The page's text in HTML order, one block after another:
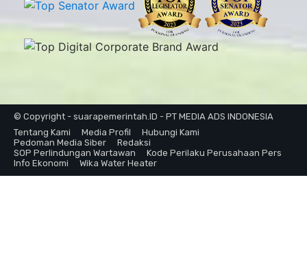
© Copyright - suarapemerintah.ID - PT MEDIA ADS INDONESIA
Tentang Kami
Media Profil
Hubungi Kami
Pedoman Media Siber
Redaksi
SOP Perlindungan Wartawan
Kode Perilaku Perusahaan Pers
Info Ekonomi
Wika Water Heater